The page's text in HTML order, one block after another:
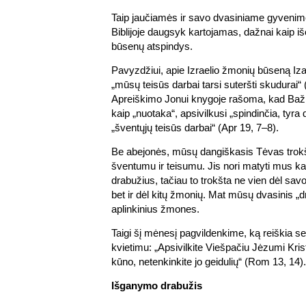
Taip jaučiamės ir savo dvasiniame
Biblijoje daugsyk kartojamas, dažnai kaip
būsenų atspindys.
Pavyzdžiui, apie Izraelio žmonių būseną
„mūsų teisūs darbai tarsi suteršti skudurai“
Apreiškimo Jonui knygoje rašoma, kad
kaip „nuotaka“, apsivilkusi „spindinčia, tyra
„šventųjų teisūs darbai“ (Apr 19, 7–8).
Be abejonės, mūsų dangiškasis Tėvas
šventumu ir teisumu. Jis nori matyti mus
drabužius, tačiau to trokšta ne vien dėl
bet ir dėl kitų žmonių. Mat mūsų dvasinis
aplinkinius žmones.
Taigi šį mėnesį pagvildenkime, ką reiškia
kvietimu: „Apsivilkite Viešpačiu Jėzumi
kūno, netenkinkite jo geidulių“ (Rom 13, 14).
Išganymo drabužis